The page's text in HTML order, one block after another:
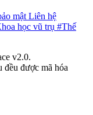
mật Liên hệ
học vũ trụ #Thế
v2.0.
được mã hóa